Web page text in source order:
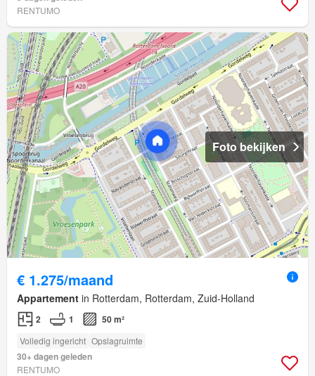
RENTUMO
Foto bekijken
€ 1.275/maand
Appartement in Rotterdam, Rotterdam, Zuid-Holland
2 1 50 m²
Volledig ingericht Opslagruimte
30+ dagen geleden
RENTUMO